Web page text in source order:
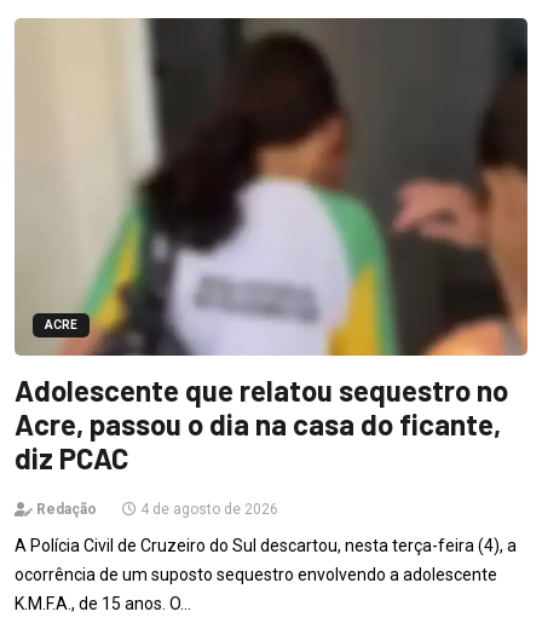
ACRE
Adolescente que relatou sequestro no
Acre, passou o dia na casa do ficante,
diz PCAC
Redação 4 de agosto de 2026
A Polícia Civil de Cruzeiro do Sul descartou, nesta terça-feira (4), a
ocorrência de um suposto sequestro envolvendo a adolescente
K.M.F.A., de 15 anos. O…